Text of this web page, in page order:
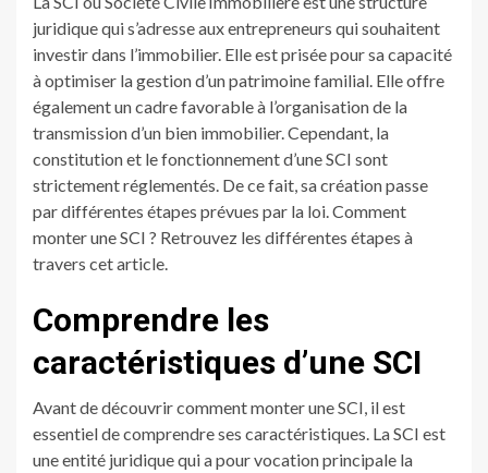
juridique qui s’adresse aux entrepreneurs qui souhaitent
investir dans l’immobilier. Elle est prisée pour sa capacité
à optimiser la gestion d’un patrimoine familial. Elle offre
également un cadre favorable à l’organisation de la
transmission d’un bien immobilier. Cependant, la
constitution et le fonctionnement d’une SCI sont
strictement réglementés. De ce fait, sa création passe
par différentes étapes prévues par la loi. Comment
monter une SCI ? Retrouvez les différentes étapes à
travers cet article.
Comprendre les
caractéristiques d’une SCI
Avant de découvrir comment monter une SCI, il est
essentiel de comprendre ses caractéristiques. La SCI est
une entité juridique qui a pour vocation principale la